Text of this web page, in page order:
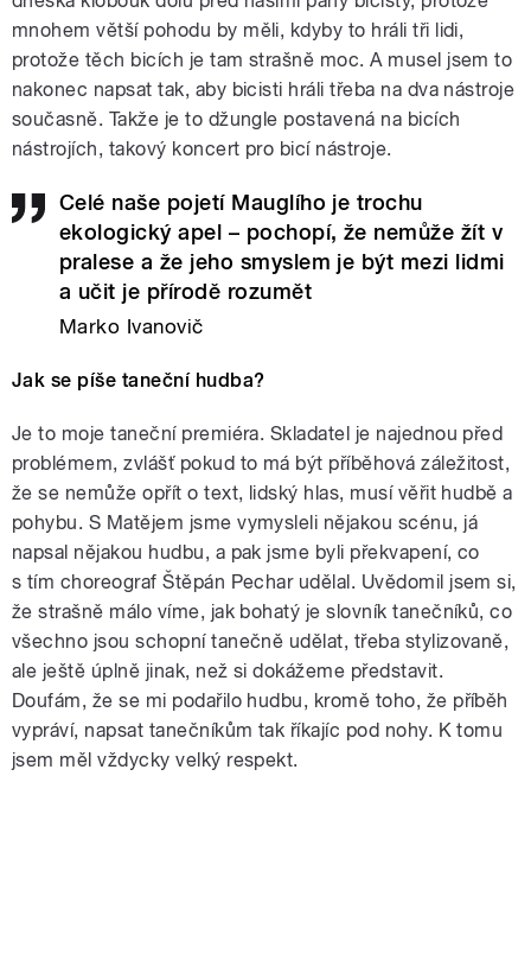
mnohem větší pohodu by měli, kdyby to hráli tři lidi,
protože těch bicích je tam strašně moc. A musel jsem to
nakonec napsat tak, aby bicisti hráli třeba na dva nástroje
současně. Takže je to džungle postavená na bicích
nástrojích, takový koncert pro bicí nástroje.
Celé naše pojetí Mauglího je trochu
ekologický apel – pochopí, že nemůže žít v
pralese a že jeho smyslem je být mezi lidmi
a učit je přírodě rozumět
Marko Ivanovič
Jak se píše taneční hudba?
Je to moje taneční premiéra. Skladatel je najednou před
problémem, zvlášť pokud to má být příběhová záležitost,
že se nemůže opřít o text, lidský hlas, musí věřit hudbě a
pohybu. S Matějem jsme vymysleli nějakou scénu, já
napsal nějakou hudbu, a pak jsme byli překvapení, co
s tím choreograf Štěpán Pechar udělal. Uvědomil jsem si,
že strašně málo víme, jak bohatý je slovník tanečníků, co
všechno jsou schopní tanečně udělat, třeba stylizovaně,
ale ještě úplně jinak, než si dokážeme představit.
Doufám, že se mi podařilo hudbu, kromě toho, že příběh
vypráví, napsat tanečníkům tak říkajíc pod nohy. K tomu
jsem měl vždycky velký respekt.